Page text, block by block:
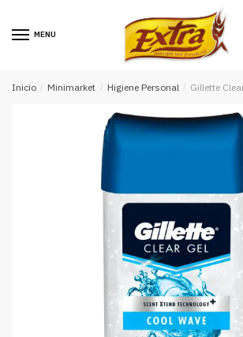
MENU
Inicio / Minimarket / Higiene Personal / Gillette